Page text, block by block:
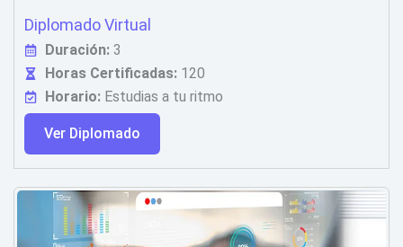
Diplomado Virtual
Duración:3
Horas Certificadas:120
Horario:Estudias a tu ritmo
Ver Diplomado